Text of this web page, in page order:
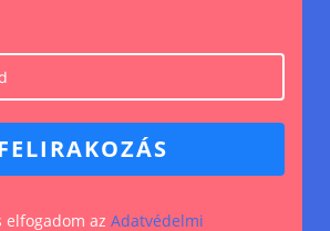
elfogadom az Adatvédelmi